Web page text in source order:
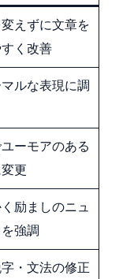
えずに文章を
く改善
ルな表現に調
ーモアのある
更
励ましのニュ
強調
・文法の修正